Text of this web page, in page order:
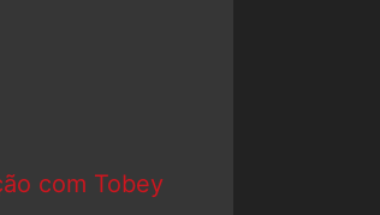
com Tobey